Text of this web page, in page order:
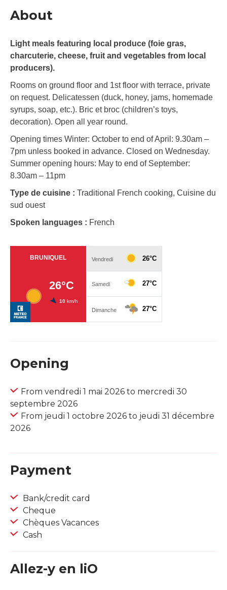
About
Light meals featuring local produce (foie gras,
charcuterie, cheese, fruit and vegetables from local
producers).
Rooms on ground floor and 1st floor with terrace, private
on request. Delicatessen (duck, honey, jams, homemade
syrups, soap, etc.). Bric et broc (children’s toys,
decoration). Open all year round.
Opening times Winter: October to end of April: 9.30am –
7pm unless booked in advance. Closed on Wednesday.
Summer opening hours: May to end of September:
8.30am – 11pm
Type de cuisine : Traditional French cooking, Cuisine du
sud ouest
Spoken languages : French
Opening
From vendredi 1 mai 2026 to mercredi 30
septembre 2026
From jeudi 1 octobre 2026 to jeudi 31 décembre
2026
Payment
Bank/credit card
Cheque
Chèques Vacances
Cash
Allez-y en liO